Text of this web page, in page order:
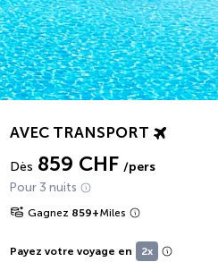
AVEC TRANSPORT
Dès 859 CHF /pers
Pour 3 nuits
Gagnez 859+Miles
Payez votre voyage en 2x